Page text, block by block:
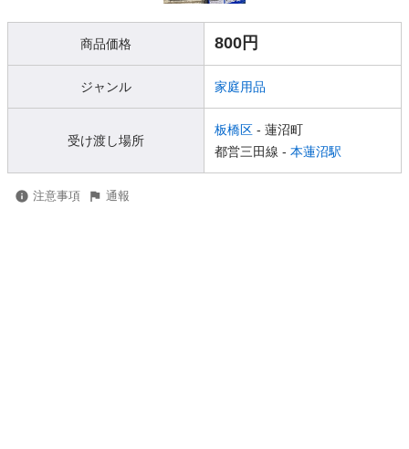
商品価格 800円
ジャンル 家庭用品
受け渡し場所
板橋区 - 蓮沼町
都営三田線 - 本蓮沼駅
注意事項 通報